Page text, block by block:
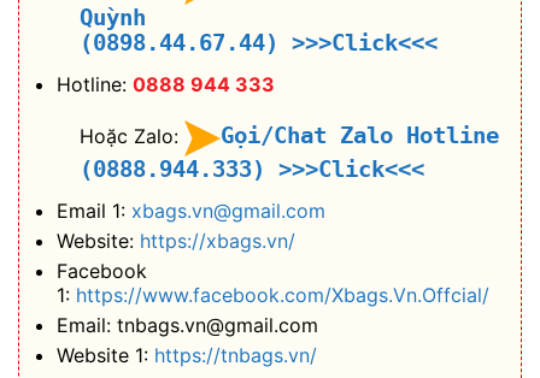
Quỳnh
(0898.44.67.44)
>>>Click<<<
Hotline: 0888 944 333
Hoặc Zalo:
Gọi/Chat Zalo Hotline
(0888.944.333)
>>>Click<<<
Email 1: xbags.vn@gmail.com
Website: https://xbags.vn/
Facebook
1: https://www.facebook.com/Xbags.Vn.Offcial/
Email: tnbags.vn@gmail.com
Website 1: https://tnbags.vn/